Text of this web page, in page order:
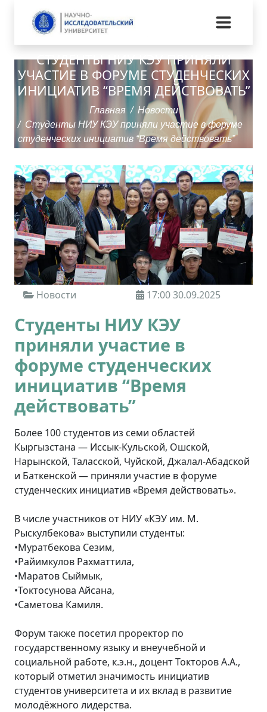
СТУДЕНТЫ НИУ КЭУ ПРИНЯЛИ
УЧАСТИЕ В ФОРУМЕ СТУДЕНЧЕСКИХ
ИНИЦИАТИВ “ВРЕМЯ ДЕЙСТВОВАТЬ”
Главная
Новости
Студенты НИУ КЭУ приняли участие в форуме
студенческих инициатив “Время действовать”
Новости 17:00 30.09.2025
Студенты НИУ КЭУ
приняли участие в
форуме студенческих
инициатив “Время
действовать”
Более 100 студентов из семи областей
Кыргызстана — Иссык-Кульской, Ошской,
Нарынской, Таласской, Чуйской, Джалал-Абадской
и Баткенской — приняли участие в форуме
студенческих инициатив «Время действовать».
В числе участников от НИУ «КЭУ им. М.
Рыскулбекова» выступили студенты:
•Муратбекова Сезим,
•Райимкулов Рахматтила,
•Маратов Сыймык,
•Токтосунова Айсана,
•Саметова Камиля.
Форум также посетил проректор по
государственному языку и внеучебной и
социальной работе, к.э.н., доцент Токторов А.А.,
который отметил значимость инициатив
студентов университета и их вклад в развитие
молодёжного лидерства.